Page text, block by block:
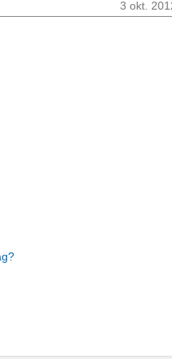
3 okt.